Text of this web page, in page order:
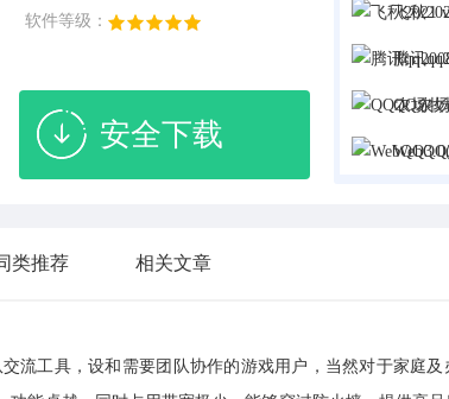
软件等级：
安全下载
飞秋
腾讯
QQ农场
类推荐 相关文章
流工具，设和需要团队协作的游戏用户，当然对于家庭